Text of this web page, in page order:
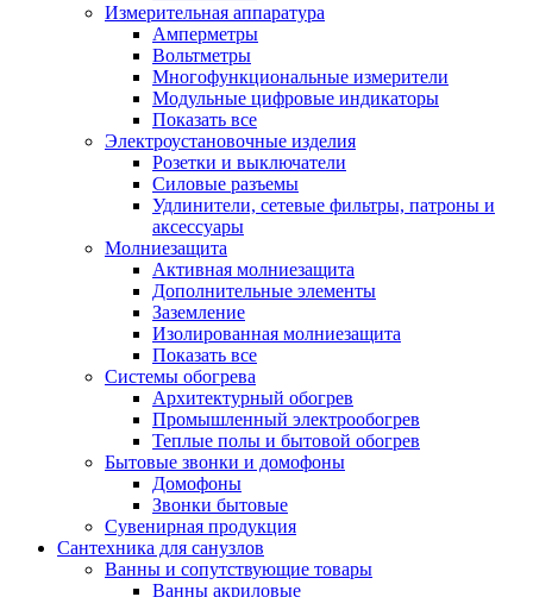
Измерительная аппаратура
Амперметры
Вольтметры
Многофункциональные измерители
Модульные цифровые индикаторы
Показать все
Электроустановочные изделия
Розетки и выключатели
Силовые разъемы
Удлинители, сетевые фильтры, патроны и
аксессуары
Молниезащита
Активная молниезащита
Дополнительные элементы
Заземление
Изолированная молниезащита
Показать все
Системы обогрева
Архитектурный обогрев
Промышленный электрообогрев
Теплые полы и бытовой обогрев
Бытовые звонки и домофоны
Домофоны
Звонки бытовые
Сувенирная продукция
Сантехника для санузлов
Ванны и сопутствующие товары
Ванны акриловые